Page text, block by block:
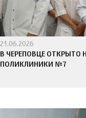
21.06.2026
В ЧЕРЕПОВЦЕ ОТКРЫТО
ПОЛИКЛИНИКИ №7